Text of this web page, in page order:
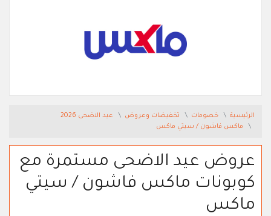
الرئيسية خصومات تخفيضات وعروض
عيد الاضحى 2026
ماكس فاشون / سيتي ماكس
عروض عيد الاضحى مستمرة مع
كوبونات ماكس فاشون / سيتي
ماكس